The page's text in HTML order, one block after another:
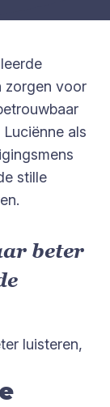
zorgen voor
als
stille
beter
luisteren,